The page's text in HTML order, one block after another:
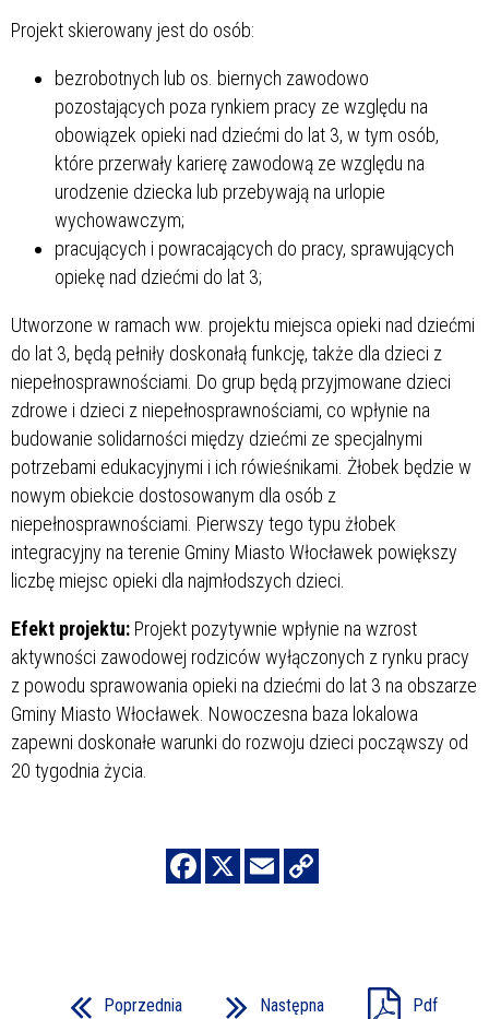
Projekt skierowany jest do osób:
bezrobotnych lub os. biernych zawodowo
pozostających poza rynkiem pracy ze względu na
obowiązek opieki nad dziećmi do lat 3, w tym osób,
które przerwały karierę zawodową ze względu na
urodzenie dziecka lub przebywają na urlopie
wychowawczym;
pracujących i powracających do pracy, sprawujących
opiekę nad dziećmi do lat 3;
Utworzone w ramach ww. projektu miejsca opieki nad dziećmi
do lat 3, będą pełniły doskonałą funkcję, także dla dzieci z
niepełnosprawnościami. Do grup będą przyjmowane dzieci
zdrowe i dzieci z niepełnosprawnościami, co wpłynie na
budowanie solidarności między dziećmi ze specjalnymi
potrzebami edukacyjnymi i ich rówieśnikami. Żłobek będzie w
nowym obiekcie dostosowanym dla osób z
niepełnosprawnościami. Pierwszy tego typu żłobek
integracyjny na terenie Gminy Miasto Włocławek powiększy
liczbę miejsc opieki dla najmłodszych dzieci.
Efekt projektu: Projekt pozytywnie wpłynie na wzrost
aktywności zawodowej rodziców wyłączonych z rynku pracy
z powodu sprawowania opieki na dziećmi do lat 3 na obszarze
Gminy Miasto Włocławek. Nowoczesna baza lokalowa
zapewni doskonałe warunki do rozwoju dzieci począwszy od
20 tygodnia życia.
Poprzednia Następna Pdf